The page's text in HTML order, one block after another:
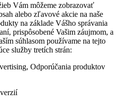
Vám môžeme zobrazovať
alebo zľavové akcie na naše
na základe Vášho správania
prispôsobené Vašim záujmom, a
súhlasom používame na tejto
služby tretích strán:
Odporúčania produktov